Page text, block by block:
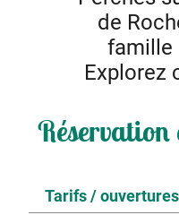
de
famille
Explorez
Par son imposant
finissent pas de
fleuve, il est aussi
Entre le plateau du
Réservation
Tarifs / ouvertures